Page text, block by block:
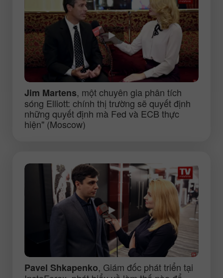
Jim Martens, một chuyên gia phân tích
sóng Elliott: chính thị trường sẽ quyết định
những quyết định mà Fed và ECB thực
hiện" (Moscow)
Pavel Shkapenko, Giám đốc phát triển tại